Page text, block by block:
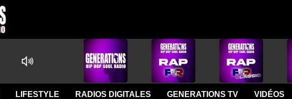
LIFESTYLE RADIOS DIGITALES GENERATIONS TV VIDÉOS